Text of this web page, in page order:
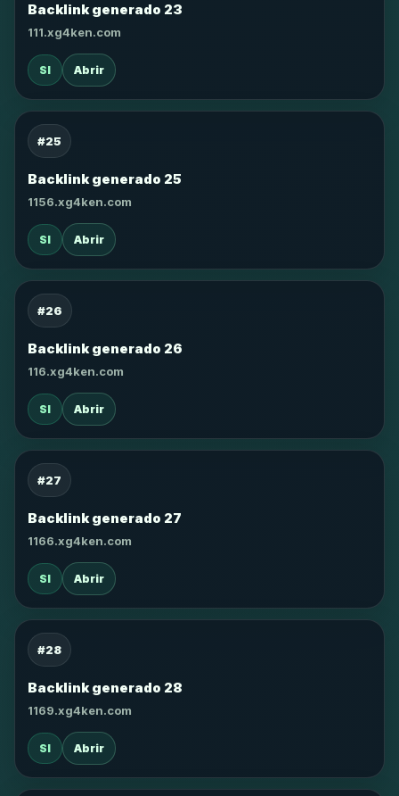
Backlink generado 23
111.xg4ken.com
SI Abrir
#25
Backlink generado 25
1156.xg4ken.com
SI Abrir
#26
Backlink generado 26
116.xg4ken.com
SI Abrir
#27
Backlink generado 27
1166.xg4ken.com
SI Abrir
#28
Backlink generado 28
1169.xg4ken.com
SI Abrir